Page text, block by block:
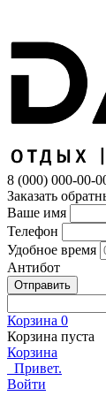
8 (000) 000-00-
Заказать
Ваше имя
Телефон
Удобное время
Антибот
Отправить
Корзина 0
Корзина пуста
Корзина
Привет.
Войти